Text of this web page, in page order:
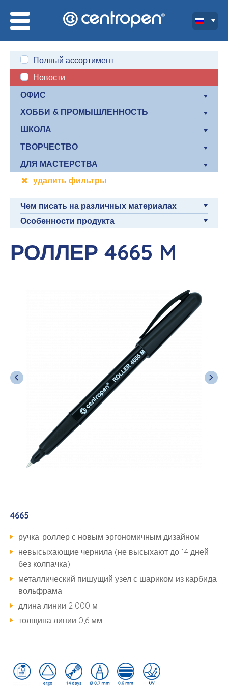
Полный ассортимент
Новости
ОФИС
ХОББИ & ПРОМЫШЛЕННОСТЬ
ШКОЛА
ТВОРЧЕСТВО
ДЛЯ МАСТЕРСТВА
удалить фильтры
Чем писать на различных материалах
Особенности продукта
РОЛЛЕР 4665 M
4665
ручка-роллер с новым эргономичным дизайном
невысыхающие чернила (не высыхают до 14 дней
без колпачка)
металлический пишущий узел с шариком из карбида
вольфрама
длина линии 2 000 м
толщина линии 0,6 мм